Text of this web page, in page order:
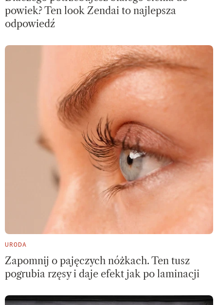
powiek? Ten look Zendai to najlepsza
odpowiedź
URODA
Zapomnij o pajęczych nóżkach. Ten tusz
pogrubia rzęsy i daje efekt jak po laminacji